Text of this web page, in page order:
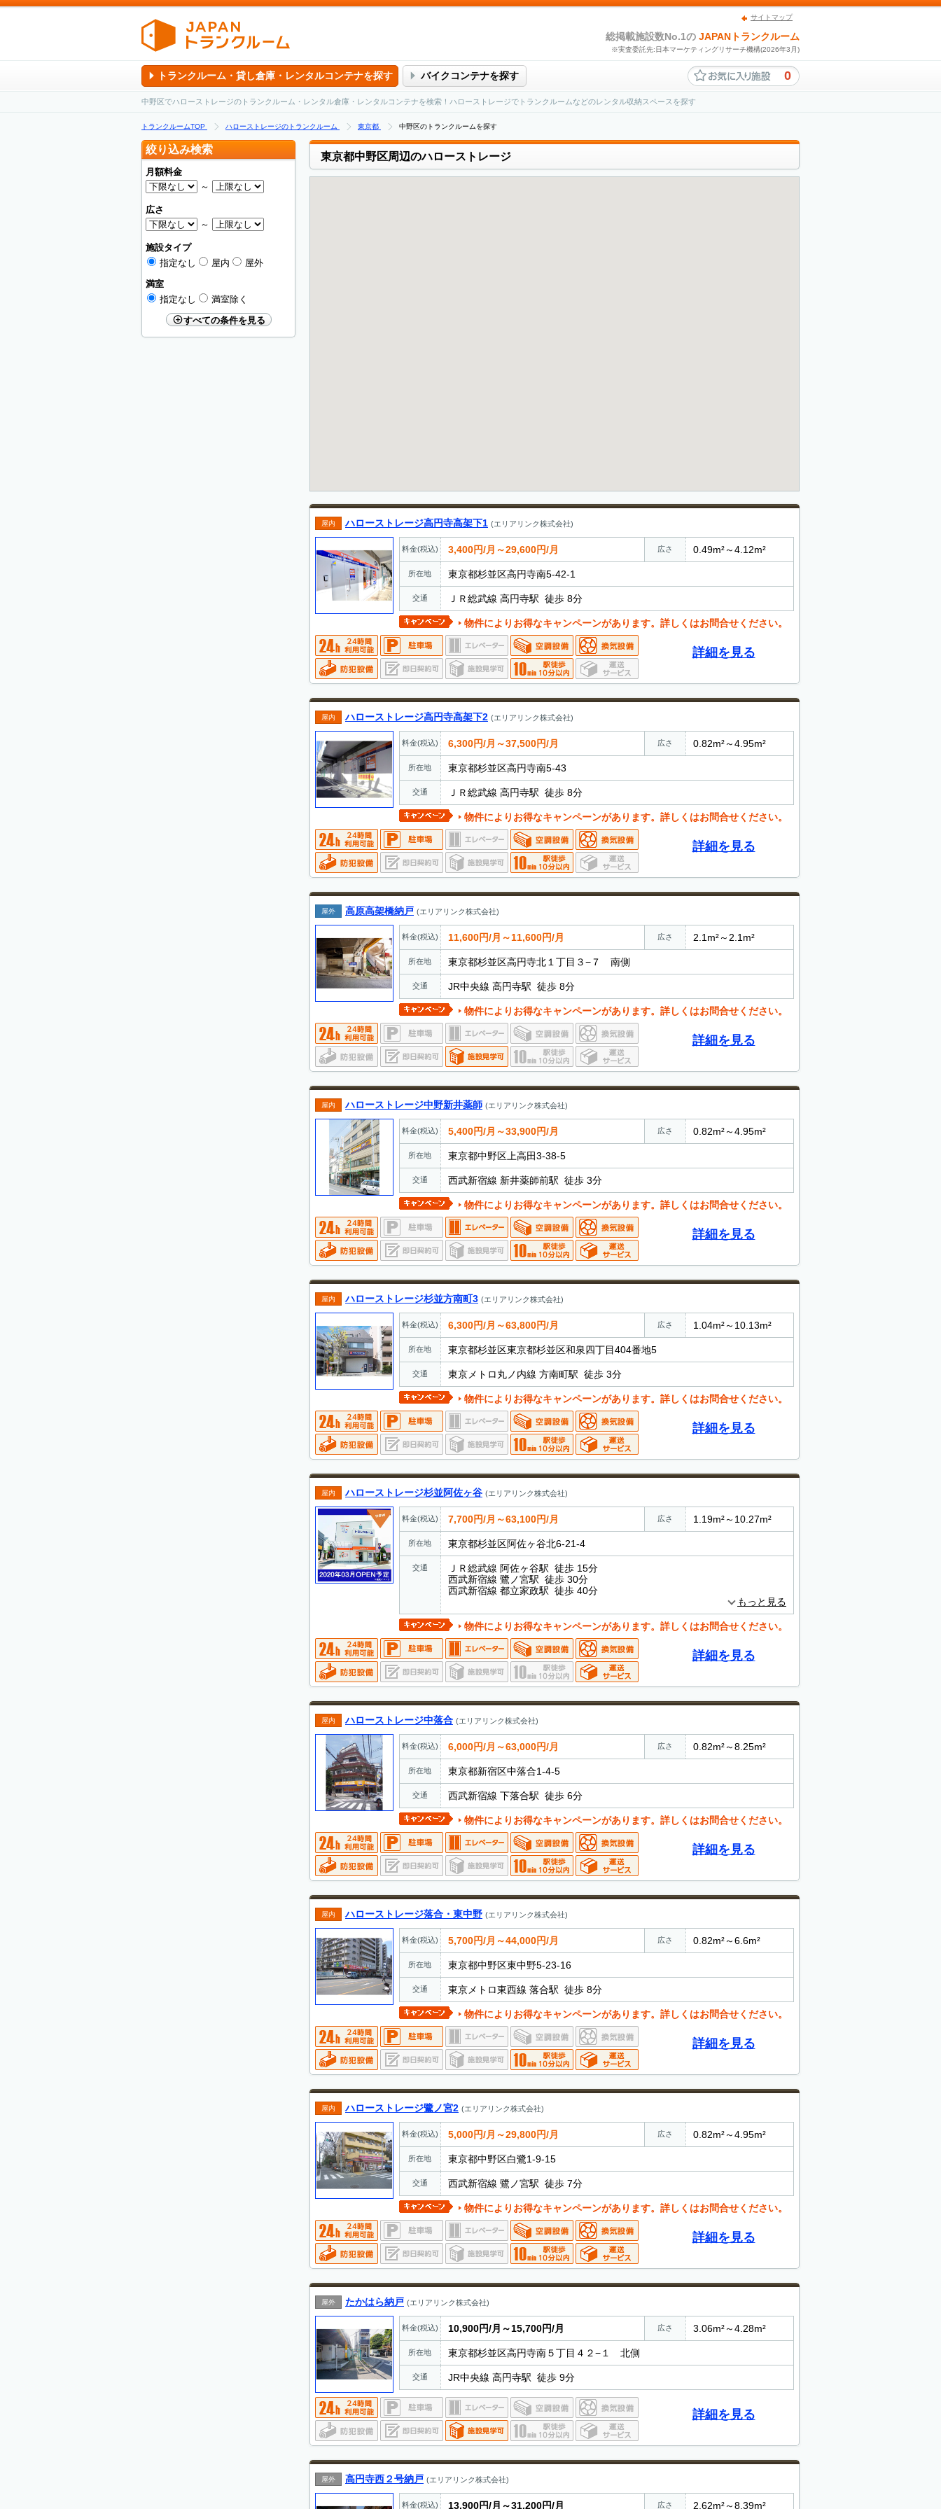
サイトマップ
総掲載施設数No.1の JAPANトランクルーム
※実査委託先:日本マーケティングリサーチ機構(2026年3月)
トランクルーム・貸し倉庫・レンタルコンテナを探す バイクコンテナを探す 0
中野区でハローストレージのトランクルーム・レンタル倉庫・レンタルコンテナを検索！ハローストレージでトランクルームなどのレンタル収納スペースを探す
トランクルームTOP ハローストレージのトランクルーム 東京都 中野区のトランクルームを探す
東京都中野区周辺のハローストレージ
屋内 ハローストレージ高円寺高架下1 (エリアリンク株式会社)
料金(税込) 3,400円/月～29,600円/月 広さ 0.49m²～4.12m²
所在地 東京都杉並区高円寺南5-42-1
交通 ＪＲ総武線 高円寺駅 徒歩 8分
物件によりお得なキャンペーンがあります。詳しくはお問合せください。
詳細を見る
屋内 ハローストレージ高円寺高架下2 (エリアリンク株式会社)
料金(税込) 6,300円/月～37,500円/月 広さ 0.82m²～4.95m²
所在地 東京都杉並区高円寺南5-43
交通 ＪＲ総武線 高円寺駅 徒歩 8分
物件によりお得なキャンペーンがあります。詳しくはお問合せください。
詳細を見る
屋外 高原高架橋納戸 (エリアリンク株式会社)
料金(税込) 11,600円/月～11,600円/月 広さ 2.1m²～2.1m²
所在地 東京都杉並区高円寺北１丁目３−７ 南側
交通 JR中央線 高円寺駅 徒歩 8分
物件によりお得なキャンペーンがあります。詳しくはお問合せください。
詳細を見る
屋内 ハローストレージ中野新井薬師 (エリアリンク株式会社)
料金(税込) 5,400円/月～33,900円/月 広さ 0.82m²～4.95m²
所在地 東京都中野区上高田3-38-5
交通 西武新宿線 新井薬師前駅 徒歩 3分
物件によりお得なキャンペーンがあります。詳しくはお問合せください。
詳細を見る
屋内 ハローストレージ杉並方南町3 (エリアリンク株式会社)
料金(税込) 6,300円/月～63,800円/月 広さ 1.04m²～10.13m²
所在地 東京都杉並区東京都杉並区和泉四丁目404番地5
交通 東京メトロ丸ノ内線 方南町駅 徒歩 3分
物件によりお得なキャンペーンがあります。詳しくはお問合せください。
詳細を見る
屋内 ハローストレージ杉並阿佐ヶ谷 (エリアリンク株式会社)
料金(税込) 7,700円/月～63,100円/月 広さ 1.19m²～10.27m²
所在地 東京都杉並区阿佐ヶ谷北6-21-4
交通
ＪＲ総武線 阿佐ヶ谷駅 徒歩 15分
西武新宿線 鷺ノ宮駅 徒歩 30分
西武新宿線 都立家政駅 徒歩 40分
もっと見る
物件によりお得なキャンペーンがあります。詳しくはお問合せください。
詳細を見る
屋内 ハローストレージ中落合 (エリアリンク株式会社)
料金(税込) 6,000円/月～63,000円/月 広さ 0.82m²～8.25m²
所在地 東京都新宿区中落合1-4-5
交通 西武新宿線 下落合駅 徒歩 6分
物件によりお得なキャンペーンがあります。詳しくはお問合せください。
詳細を見る
屋内 ハローストレージ落合・東中野 (エリアリンク株式会社)
料金(税込) 5,700円/月～44,000円/月 広さ 0.82m²～6.6m²
所在地 東京都中野区東中野5-23-16
交通 東京メトロ東西線 落合駅 徒歩 8分
物件によりお得なキャンペーンがあります。詳しくはお問合せください。
詳細を見る
屋内 ハローストレージ鷺ノ宮2 (エリアリンク株式会社)
料金(税込) 5,000円/月～29,800円/月 広さ 0.82m²～4.95m²
所在地 東京都中野区白鷺1-9-15
交通 西武新宿線 鷺ノ宮駅 徒歩 7分
物件によりお得なキャンペーンがあります。詳しくはお問合せください。
詳細を見る
屋外 たかはら納戸 (エリアリンク株式会社)
料金(税込) 10,900円/月～15,700円/月 広さ 3.06m²～4.28m²
所在地 東京都杉並区高円寺南５丁目４２−１ 北側
交通 JR中央線 高円寺駅 徒歩 9分
詳細を見る
屋外 高円寺西２号納戸 (エリアリンク株式会社)
料金(税込) 13,900円/月～31,200円/月 広さ 2.62m²～8.39m²
絞り込み検索
月額料金
～
広さ
～
施設タイプ
指定なし
屋内
屋外
満室
指定なし
満室除く
すべての条件を見る